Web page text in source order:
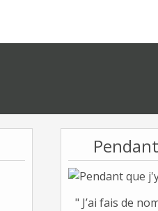
" J’ai fais de